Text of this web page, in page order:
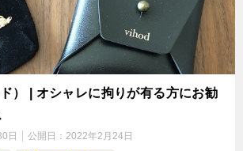
） | オシャレに拘りが有る方にお勧
日 公開日： 2022年2月24日